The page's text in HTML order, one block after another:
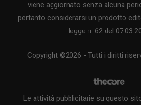
viene aggiornato senza alcuna
pertanto considerarsi un prodotto
legge n. 62 del
Copyright ©2026 - Tutti i diritti
Le attività pubblicitarie su questo